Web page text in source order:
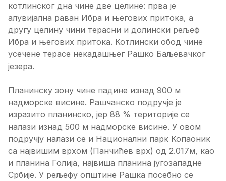
котлинског дна чине две целине: прва је
алувијална раван Ибра и његових притока, а
другу целину чини терасни и долински рељеф
Ибра и његових притока. Котлински обод чине
усечене терасе некадашњег Рашко Баљевачког
језера.
Планинску зону чине падине изнад 900 м
надморске висине. Рашчанско подручје је
изразито планинско, јер 88 % територије се
налази изнад 500 м надморске висине. У овом
подручју налази се и Национални парк Копаоник
са највишим врхом (Панчићев врх) од 2.017м, као
и планина Голија, највиша планина југозападне
Србије. У рељефу општине Рашка посебно се